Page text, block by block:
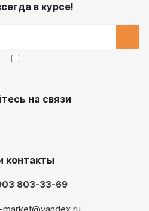
в курсе!
на связи
контакты
803-33-69